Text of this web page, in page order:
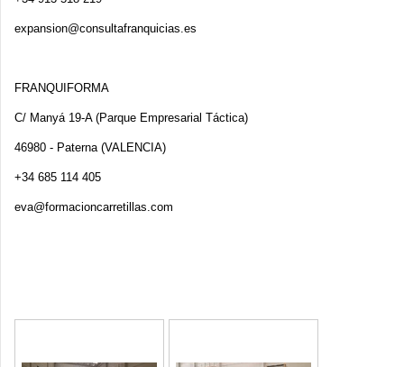
expansion@consultafranquicias.es
FRANQUIFORMA
C/ Manyá 19-A (Parque Empresarial Táctica)
46980 - Paterna (VALENCIA)
+34 685 114 405
eva@formacioncarretillas.com